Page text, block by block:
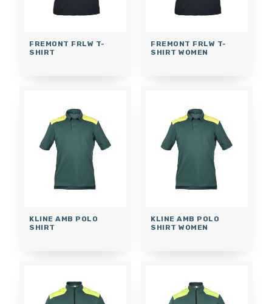
FREMONT FRLW T-
SHIRT
FREMONT FRLW T-
SHIRT WOMEN
KLINE AMB POLO
SHIRT
KLINE AMB POLO
SHIRT WOMEN